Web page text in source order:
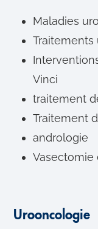
Maladies
Vinci
traitement
Traitement
andrologie
Vasectomie
Urooncologie